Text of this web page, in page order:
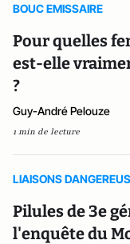
BOUC EMISSAIRE
Pour quelles
est-elle
?
Guy-André Pelouze
1 min de lecture
LIAISONS
Pilules de 3e
l'enquête du